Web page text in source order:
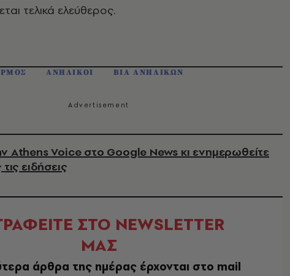
τελικά ελεύθερος.
ΑΝΗΛΙΚΟΙ ΒΙΑ ΑΝΗΛΙΚΩΝ
Athens Voice στο Google News κι ενημερωθείτε
ειδήσεις
ΣΤΟ NEWSLETTER
ΜΑΣ
άρθρα της ημέρας έρχονται στο mail